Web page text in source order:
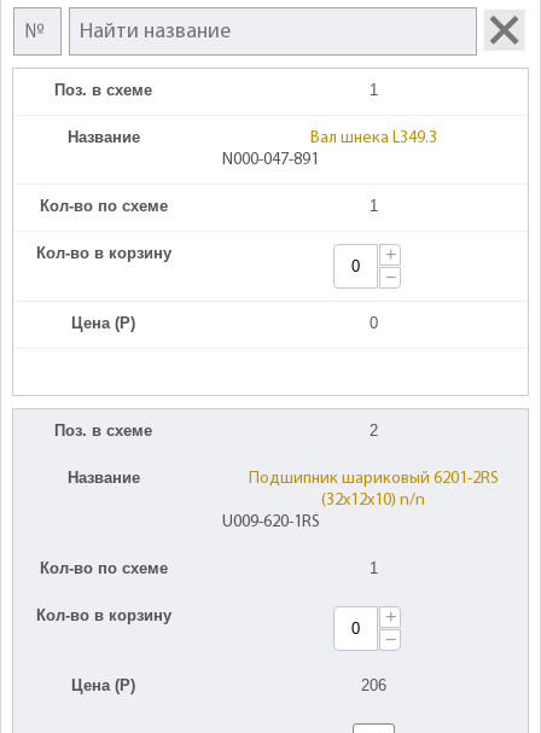
Поз. в схеме 1
Название
Вал шнека L349.3
N000-047-891
Кол-во по схеме 1
Кол-во в корзину
+
−
Цена (Р) 0
Поз. в схеме 2
Название
Подшипник шариковый 6201-2RS
(32х12х10) n/n
U009-620-1RS
Кол-во по схеме 1
Кол-во в корзину
+
−
Цена (Р) 206